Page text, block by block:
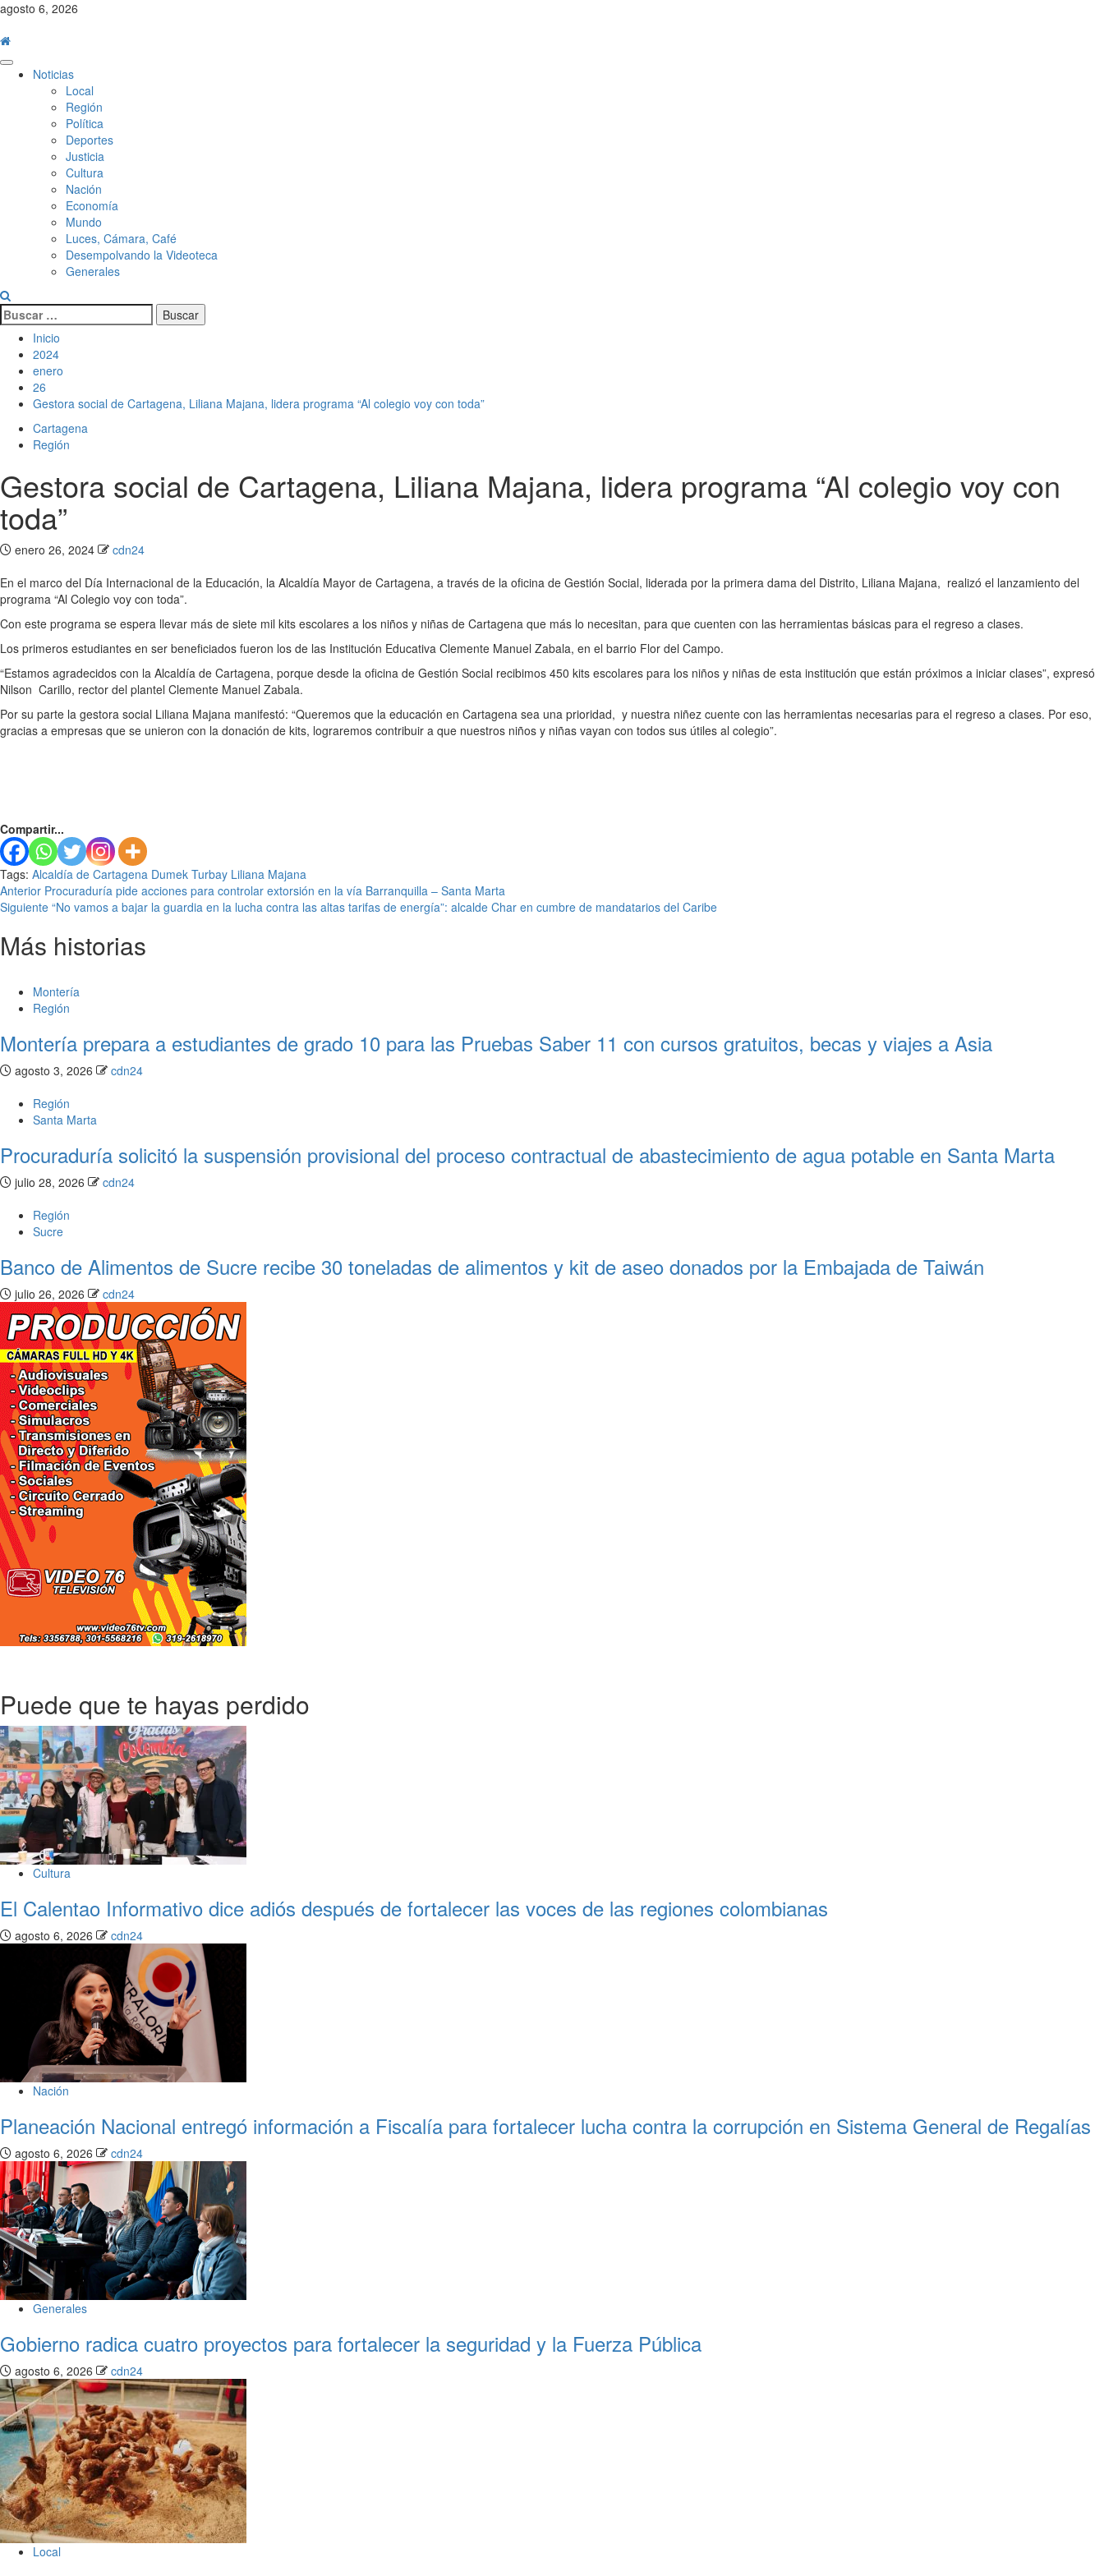
Saltar
contenido
agosto 6, 2026
MenúNoticias
Local
Región
Política
Deportes
Justicia
Cultura
Nación
Economía
Mundo
Luces, Cámara, Café
Desempolvando la Videoteca
Generales
Buscar:
Inicio
2024
enero
26
Gestora social de Cartagena, Liliana Majana, lidera programa “Al colegio voy con toda”
Cartagena
Región
Gestora social de Cartagena, Liliana Majana, lidera programa “Al colegio voy con
toda”
enero 26, 2024
cdn24
En el marco del Día Internacional de la Educación, la Alcaldía Mayor de Cartagena, a través de la oficina de Gestión Social, liderada por la primera dama del Distrito, Liliana Majana, realizó el lanzamiento del
programa “Al Colegio voy con toda”.
Con este programa se espera llevar más de siete mil kits escolares a los niños y niñas de Cartagena que más lo necesitan, para que cuenten con las herramientas básicas para el regreso a clases.
Los primeros estudiantes en ser beneficiados fueron los de las Institución Educativa Clemente Manuel Zabala, en el barrio Flor del Campo.
“Estamos agradecidos con la Alcaldía de Cartagena, porque desde la oficina de Gestión Social recibimos 450 kits escolares para los niños y niñas de esta institución que están próximos a iniciar clases”, expresó
Nilson Carillo, rector del plantel Clemente Manuel Zabala.
Por su parte la gestora social Liliana Majana manifestó: “Queremos que la educación en Cartagena sea una prioridad, y nuestra niñez cuente con las herramientas necesarias para el regreso a clases. Por eso,
gracias a empresas que se unieron con la donación de kits, lograremos contribuir a que nuestros niños y niñas vayan con todos sus útiles al colegio”.
Compartir...
Tags: Alcaldía de Cartagena Dumek Turbay Liliana Majana
Seguir
leyendo
Anterior Procuraduría pide acciones para controlar extorsión en la vía Barranquilla – Santa Marta
Siguiente “No vamos a bajar la guardia en la lucha contra las altas tarifas de energía”: alcalde Char en cumbre de mandatarios del Caribe
Más historias
Montería
Región
Montería prepara a estudiantes de grado 10 para las Pruebas Saber 11 con cursos gratuitos, becas y viajes a Asia
agosto 3, 2026
cdn24
Región
Santa Marta
Procuraduría solicitó la suspensión provisional del proceso contractual de abastecimiento de agua potable en Santa Marta
julio 28, 2026
cdn24
Región
Sucre
Banco de Alimentos de Sucre recibe 30 toneladas de alimentos y kit de aseo donados por la Embajada de Taiwán
julio 26, 2026 cdn24
Puede que te hayas perdido
Cultura
El Calentao Informativo dice adiós después de fortalecer las voces de las regiones colombianas
agosto 6, 2026 cdn24
Nación
Planeación Nacional entregó información a Fiscalía para fortalecer lucha contra la corrupción en Sistema General de Regalías
agosto 6, 2026 cdn24
Generales
Gobierno radica cuatro proyectos para fortalecer la seguridad y la Fuerza Pública
agosto 6, 2026 cdn24
Local